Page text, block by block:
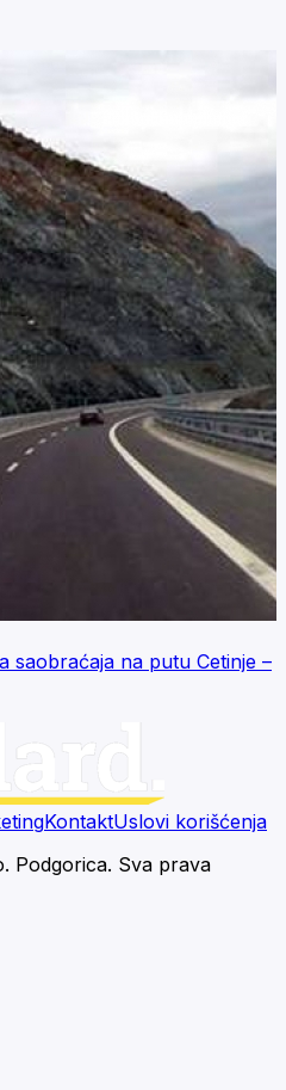
saobraćaja na putu Cetinje –
KontaktUslovi korišćenja
Podgorica. Sva prava